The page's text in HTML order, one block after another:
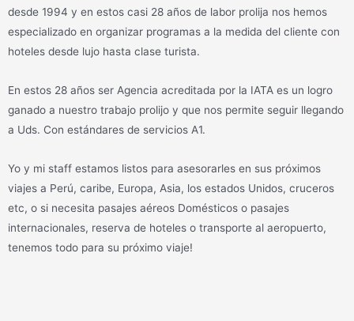
desde 1994 y en estos casi 28 años de labor prolija nos hemos
especializado en organizar programas a la medida del cliente con
hoteles desde lujo hasta clase turista.
En estos 28 años ser Agencia acreditada por la IATA es un logro
ganado a nuestro trabajo prolijo y que nos permite seguir llegando
a Uds. Con estándares de servicios A1.
Yo y mi staff estamos listos para asesorarles en sus próximos
viajes a Perú, caribe, Europa, Asia, los estados Unidos, cruceros
etc, o si necesita pasajes aéreos Domésticos o pasajes
internacionales, reserva de hoteles o transporte al aeropuerto,
tenemos todo para su próximo viaje!